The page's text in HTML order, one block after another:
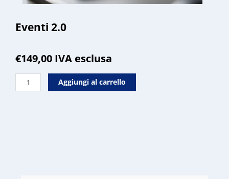
Eventi 2.0
€149,00 IVA esclusa
Eventi
2.0
Aggiungi al carrello